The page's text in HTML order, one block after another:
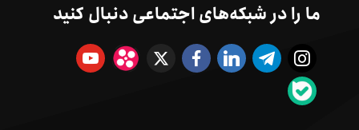
ما را در شبکه‌های اجتماعی دنبال کنید